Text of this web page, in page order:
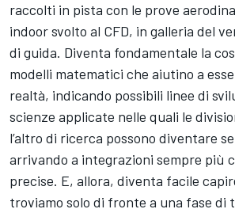
raccolti in pista con le prove
indoor svolto al CFD, in galleria del
di guida. Diventa fondamentale la
modelli matematici che aiutino a
realtà, indicando possibili linee di
scienze applicate nelle quali le
l’altro di ricerca possono diventare
arrivando a integrazioni sempre più
precise. E, allora, diventa facile
troviamo solo di fronte a una fase di